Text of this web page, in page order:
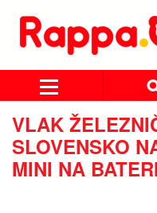
VLAK
SLOVENSKO
MINI NA